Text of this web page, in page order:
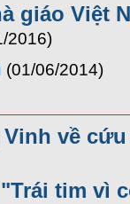
giáo Việt
2016)
(01/06/2014)
Vinh về
tim vì